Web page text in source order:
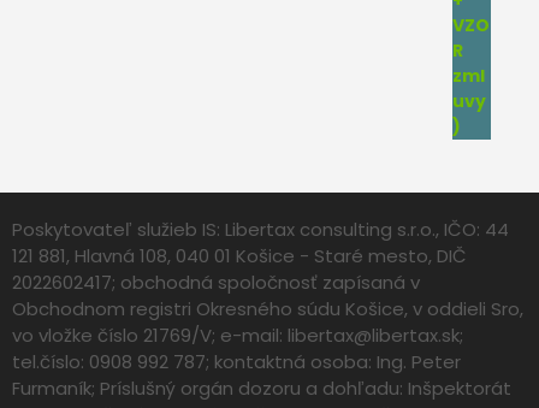
Poskytovateľ služieb IS: Libertax consulting s.r.o., IČO: 44
121 881, Hlavná 108, 040 01 Košice - Staré mesto, DIČ
2022602417; obchodná spoločnosť zapísaná v
Obchodnom registri Okresného súdu Košice, v oddieli Sro,
vo vložke číslo 21769/V; e-mail: libertax@libertax.sk;
tel.číslo: 0908 992 787; kontaktná osoba: Ing. Peter
Furmaník; Príslušný orgán dozoru a dohľadu: Inšpektorát